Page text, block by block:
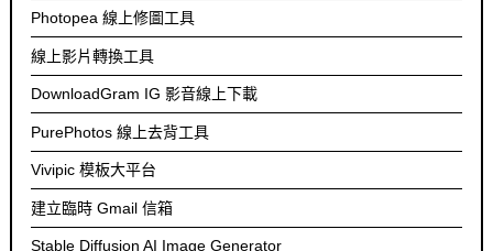
Photopea 線上修圖工具
線上影片轉換工具
DownloadGram IG 影音線上下載
PurePhotos 線上去背工具
Vivipic 模板大平台
建立臨時 Gmail 信箱
Stable Diffusion AI Image Generator